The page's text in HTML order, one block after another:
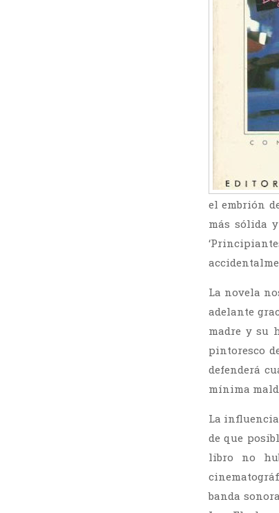
el embrión
más sólida
La novela
adelante
madre y su
pintoresco
defenderá
mínima
La
de que
libro no
banda